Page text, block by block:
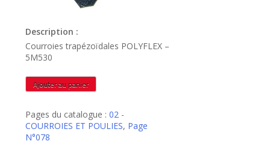
Description :
Courroies trapézoïdales POLYFLEX –
5M530
quantité
de
Ajouter au panier
Pages du catalogue :02 -
COURROIES ET POULIES, Page
N°078